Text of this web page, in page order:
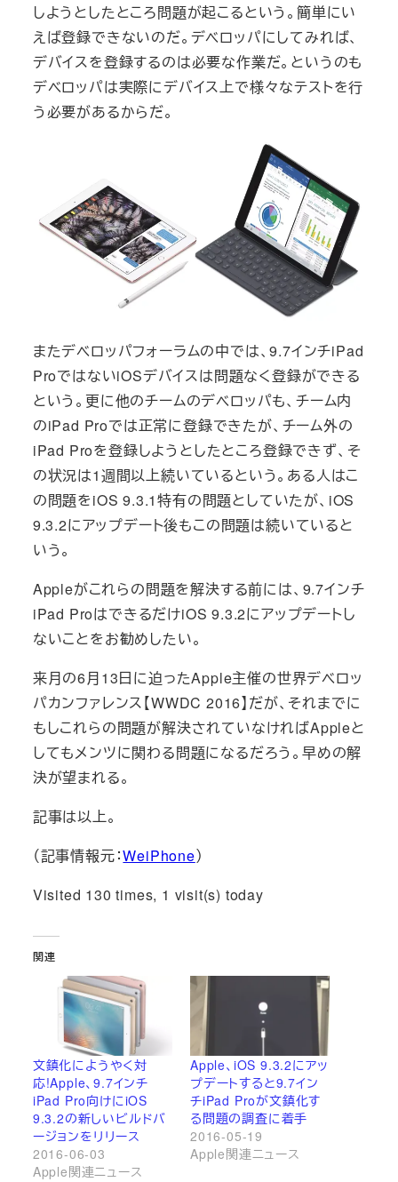
しようとしたところ問題が起こるという。簡単にい
えば登録できないのだ。デベロッパにしてみれば、
デバイスを登録するのは必要な作業だ。というのも
デベロッパは実際にデバイス上で様々なテストを行
う必要があるからだ。
またデベロッパフォーラムの中では、9.7インチiPad
ProではないiOSデバイスは問題なく登録ができる
という。更に他のチームのデベロッパも、チーム内
のiPad Proでは正常に登録できたが、チーム外の
iPad Proを登録しようとしたところ登録できず、そ
の状況は1週間以上続いているという。ある人はこ
の問題をiOS 9.3.1特有の問題としていたが、iOS
9.3.2にアップデート後もこの問題は続いていると
いう。
Appleがこれらの問題を解決する前には、9.7インチ
iPad ProはできるだけiOS 9.3.2にアップデートし
ないことをお勧めしたい。
来月の6月13日に迫ったApple主催の世界デベロッ
パカンファレンス【WWDC 2016】だが、それまでに
もしこれらの問題が解決されていなければAppleと
してもメンツに関わる問題になるだろう。早めの解
決が望まれる。
記事は以上。
（記事情報元：WeiPhone）
Visited 130 times, 1 visit(s) today
関連
文鎮化にようやく対
応!Apple、9.7インチ
iPad Pro向けにiOS
9.3.2の新しいビルドバ
ージョンをリリース
2016-06-03
Apple関連ニュース
Apple、iOS 9.3.2にアッ
プデートすると9.7イン
チiPad Proが文鎮化す
る問題の調査に着手
2016-05-19
Apple関連ニュース